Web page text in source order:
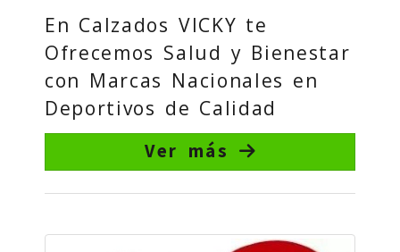
En Calzados VICKY te
Ofrecemos Salud y Bienestar
con Marcas Nacionales en
Deportivos de Calidad
Ver más